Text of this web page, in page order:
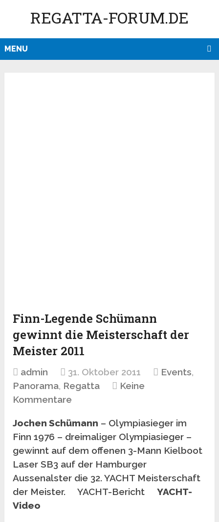
REGATTA-FORUM.DE
MENU
Finn-Legende Schümann
gewinnt die Meisterschaft der
Meister 2011
admin 31. Oktober 2011 Events,
Panorama, Regatta
Keine
Kommentare
Jochen Schümann – Olympiasieger im
Finn 1976 – dreimaliger Olympiasieger –
gewinnt auf dem offenen 3-Mann Kielboot
Laser SB3 auf der Hamburger
Aussenalster die 32. YACHT Meisterschaft
der Meister. YACHT-BerichtYACHT-
Video